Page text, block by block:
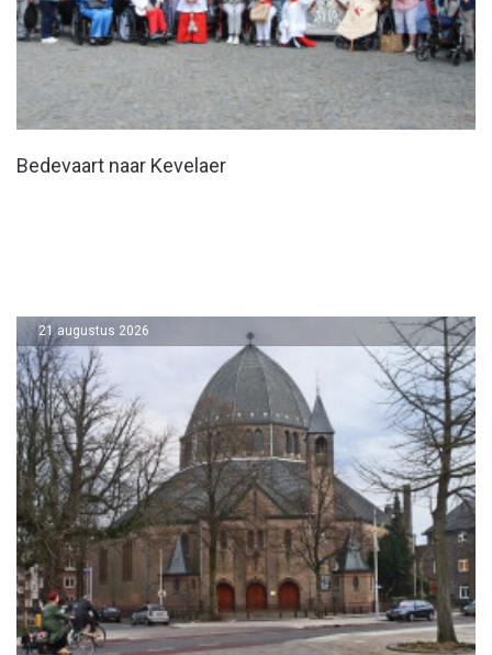
Bedevaart naar Kevelaer
21 augustus 2026